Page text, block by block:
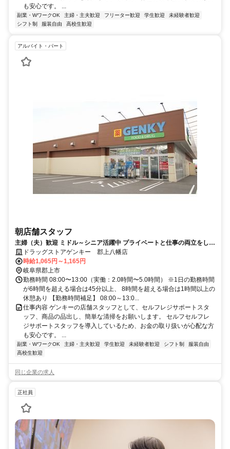
も安心です。 ...
副業・WワークOK 主婦・主夫歓迎 フリーター歓迎 学生歓迎
未経験者歓迎
シフト制
服装自由 高校生歓迎
アルバイト・パート
朝店舗スタッフ
主婦（夫）歓迎 ミドル～シニア活躍中 プライベートと仕事の両立をしな
がら新たな喜びを見つけましょう
ドラッグストアゲンキー 郡上八幡店
時給1,065円～1,165円
岐阜県郡上市
勤務時間 08:00〜13:00（実働：2.0時間〜5.0時間） ※1日の勤務時間
が6時間を超える場合は45分以上、 8時間を超える場合は1時間以上の
休憩あり 【勤務時間補足】 08:00～13:0...
仕事内容 ゲンキーの店舗スタッフとして、セルフレジサポートスタ
ッフ、商品の品出し、簡単な清掃をお願いします。 セルフセルフレ
ジサポートスタッフを導入しているため、お金の取り扱いが心配な方
も安心です。 ...
副業・WワークOK 主婦・主夫歓迎 学生歓迎 未経験者歓迎 シフト制
服装自由
高校生歓迎
同じ企業の求人
正社員